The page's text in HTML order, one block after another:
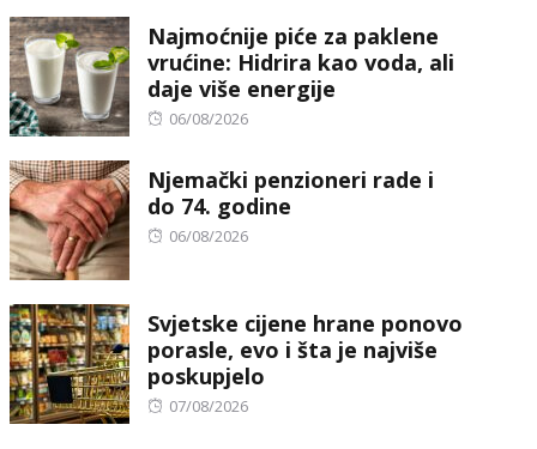
Najmoćnije piće za paklene
vrućine: Hidrira kao voda, ali
daje više energije
Posted
06/08/2026
Njemački penzioneri rade i
do 74. godine
Posted
06/08/2026
Svjetske cijene hrane ponovo
porasle, evo i šta je najviše
poskupjelo
Posted
07/08/2026